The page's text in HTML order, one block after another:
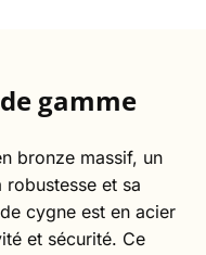
gamme
bronze massif, un
et sa
cygne est en acier
et sécurité. Ce